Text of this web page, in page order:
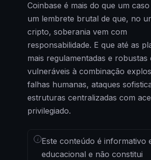
Coinbase é mais do que um
um lembrete brutal de que, no
cripto, soberania vem com
responsabilidade. E que até as
mais regulamentadas e robustas
vulneráveis à combinação
falhas humanas, ataques
estruturas centralizadas com
privilegiado.
i Este conteúdo é informativo
educacional e não constitui